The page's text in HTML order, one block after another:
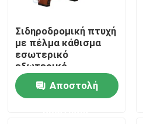
Αρχική Σελίδα
Προϊόντα
Σιδηροδρομική πτυχή
με πέλμα κάθισμα
εσωτερικό
εξωτερικό
ακροατήριο
καθίσματα 15 ~
30KGS χωρητικότητα
Αποστολή